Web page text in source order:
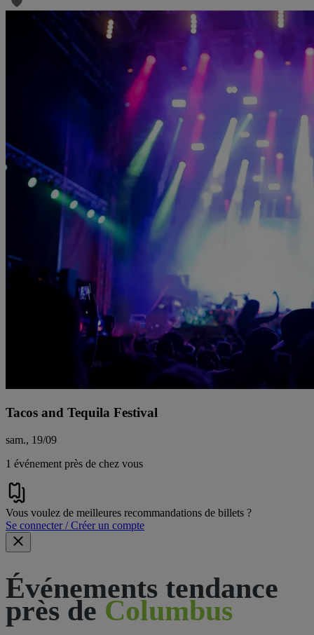
Tacos and Tequila Festival
sam., 19/09
1 événement près de chez vous
Vous voulez de meilleures recommandations de billets ?
Se connecter / Créer un compte
Événements tendance
près de Columbus